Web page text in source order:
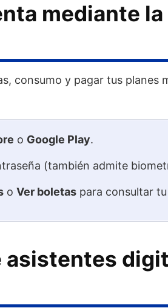
mediante la
consumo y pagar tus planes
o Google Play.
(también admite
o Ver boletas para consultar